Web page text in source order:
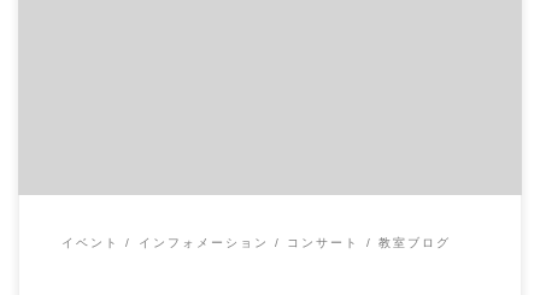
イベント インフォメーション コンサート 教室ブログ